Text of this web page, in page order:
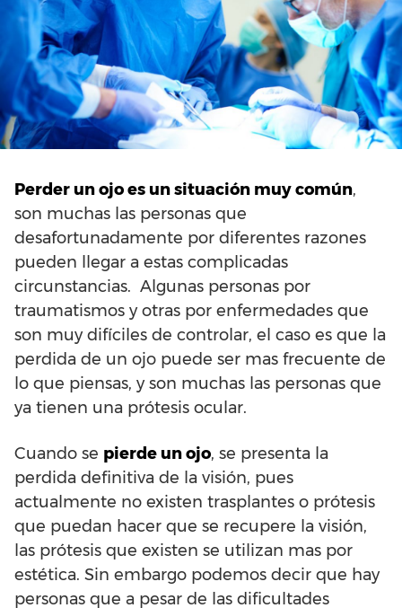
Perder un ojo es un situación muy común,
son muchas las personas que
desafortunadamente por diferentes razones
pueden llegar a estas complicadas
circunstancias. Algunas personas por
traumatismos y otras por enfermedades que
son muy difíciles de controlar, el caso es que la
perdida de un ojo puede ser mas frecuente de
lo que piensas, y son muchas las personas que
ya tienen una prótesis ocular.
Cuando se pierde un ojo, se presenta la
perdida definitiva de la visión, pues
actualmente no existen trasplantes o prótesis
que puedan hacer que se recupere la visión,
las prótesis que existen se utilizan mas por
estética. Sin embargo podemos decir que hay
personas que a pesar de las dificultades